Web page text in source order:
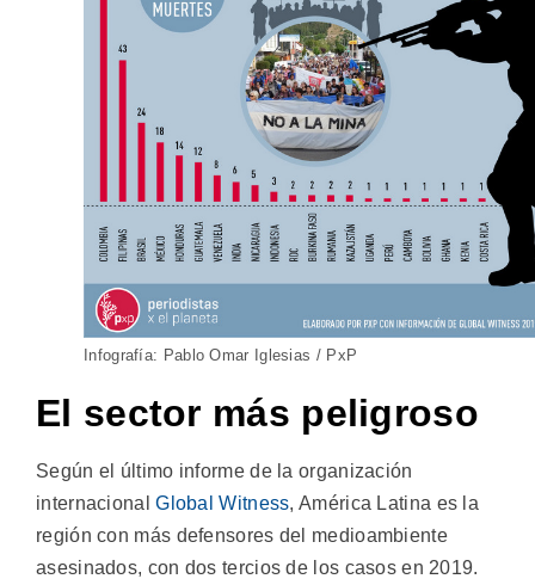
Infografía: Pablo Omar Iglesias / PxP
El sector más peligroso
Según el último informe de la organización
internacionalGlobal Witness, América Latina es la
región con más defensores del medioambiente
asesinados, con dos tercios de los casos en 2019.